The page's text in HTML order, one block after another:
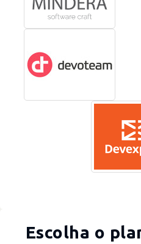
Escolha o